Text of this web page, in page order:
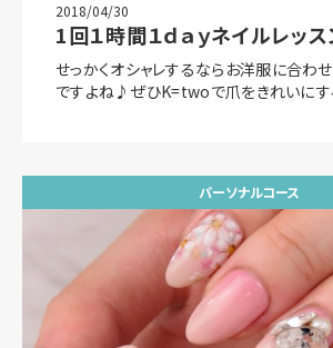
2018/04/30
1回１時間１ｄａｙネイルレッ
せっかくオシャレするならお洋服に合わ
ですよね♪ぜひK=twoで爪をきれいにす
パーソナルコース